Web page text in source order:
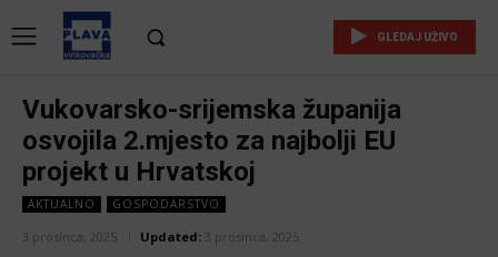
GLEDAJ UŽIVO
Vukovarsko-srijemska županija
osvojila 2.mjesto za najbolji EU
projekt u Hrvatskoj
AKTUALNO GOSPODARSTVO
3 prosinca, 2025 Updated: 3 prosinca, 2025